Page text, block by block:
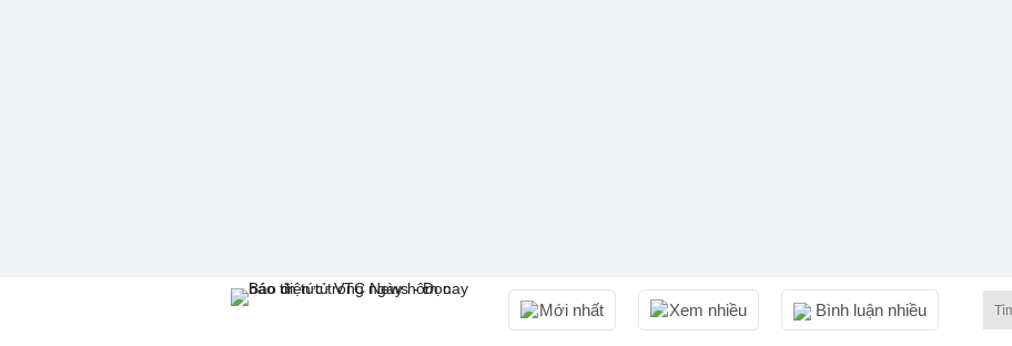
Mới nhất Xem nhiều Bình luận nhiều